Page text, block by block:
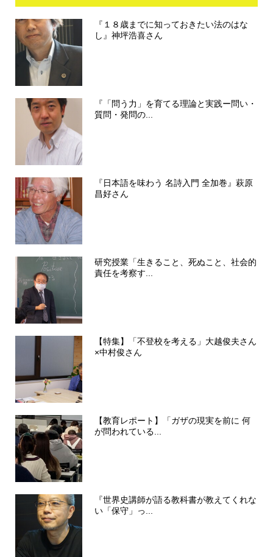
『１８歳までに知っておきたい法のはな
し』神坪浩喜さん
『「問う力」を育てる理論と実践ー問い・
質問・発問の...
『日本語を味わう 名詩入門 全加巻』萩原
昌好さん
研究授業「生きること、死ぬこと、社会的
責任を考察す...
【特集】「不登校を考える」大越俊夫さん
×中村俊さん
【教育レポート】「ガザの現実を前に 何
が問われている...
『世界史講師が語る教科書が教えてくれな
い「保守」っ...